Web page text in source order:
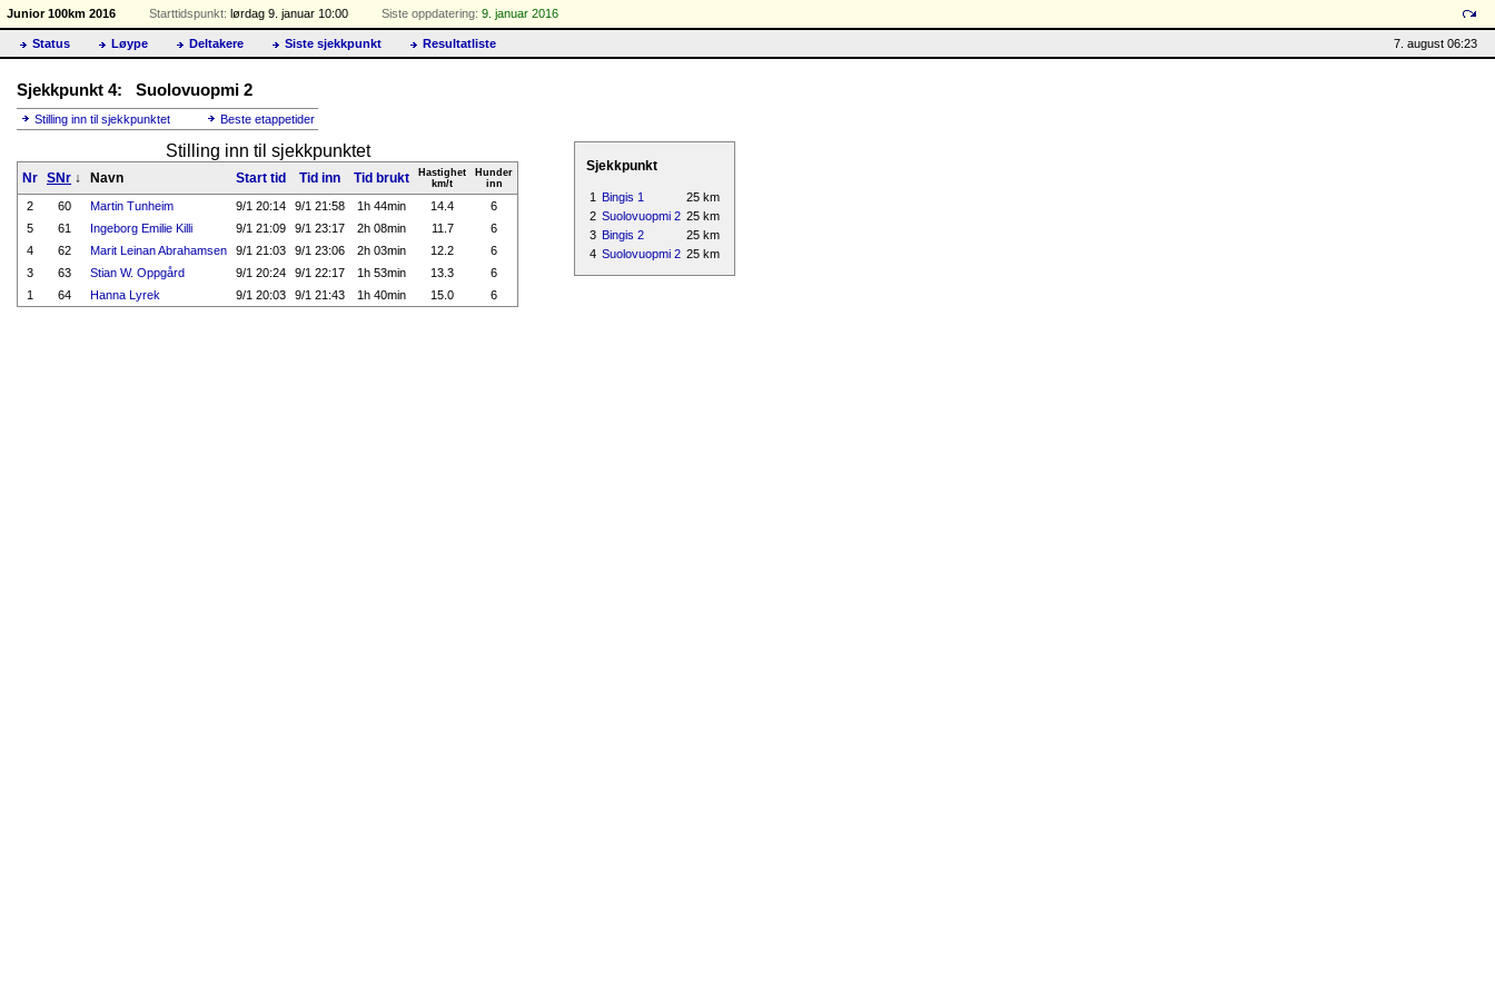
Junior 100km 2016 Starttidspunkt: lørdag 9. januar 10:00 Siste oppdatering: 9. januar 2016
7. august 06:23
Status Løype Deltakere Siste sjekkpunkt Resultatliste
Sjekkpunkt 4: Suolovuopmi 2
Stilling inn til sjekkpunktet Beste etappetider
Stilling inn til sjekkpunktet
Nr SNr ↓ Navn Start tid Tid inn Tid brukt
Hastighet
km/t
Hunder
inn
2 60 Martin Tunheim 9/1 20:14 9/1 21:58 1h 44min 14.4
6
5
61 Ingeborg Emilie Killi 9/1 21:09 9/1 23:17 2h 08min 11.7
6
4
62 Marit Leinan Abrahamsen 9/1 21:03 9/1 23:06 2h 03min 12.2
6
3
63 Stian W. Oppgård 9/1 20:24 9/1 22:17 1h 53min 13.3
6
1
64 Hanna Lyrek 9/1 20:03 9/1 21:43 1h 40min 15.0 6
Sjekkpunkt
1 Bingis 1
25 km
2 Suolovuopmi 2 25 km
3 Bingis 2
25 km
4 Suolovuopmi 2 25 km